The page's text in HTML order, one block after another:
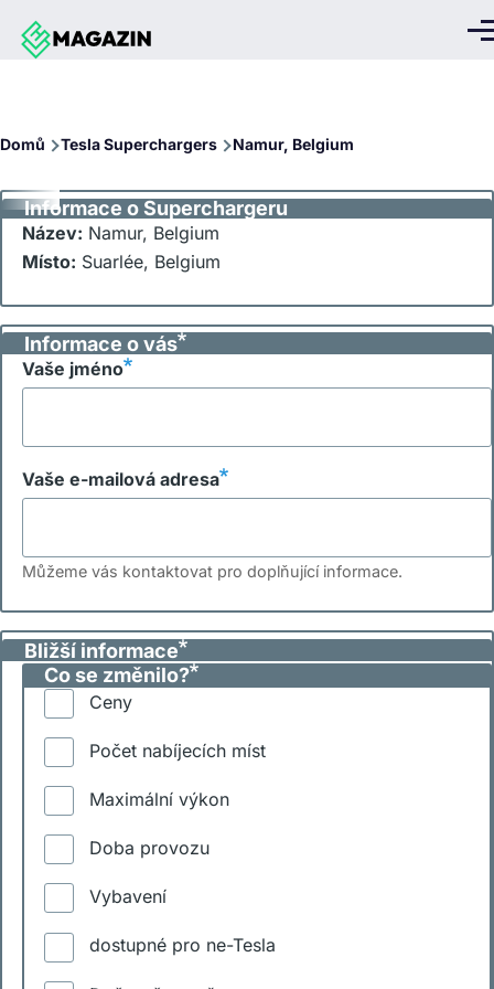
Přejít k hlavnímu obsahu
Domů Tesla Superchargers Namur, Belgium
Informace o Superchargeru
Název: Namur, Belgium
Místo: Suarlée, Belgium
Informace o vás
Vaše jméno
Vaše e-mailová adresa
Můžeme vás kontaktovat pro doplňující informace.
Bližší informace
Co se změnilo?
Ceny
Počet nabíjecích míst
Maximální výkon
Doba provozu
Vybavení
dostupné pro ne-Tesla